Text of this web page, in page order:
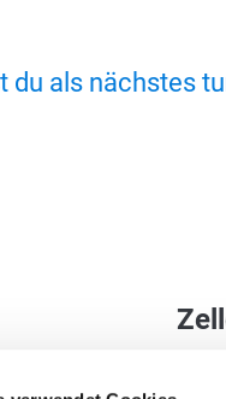
du als nächstes